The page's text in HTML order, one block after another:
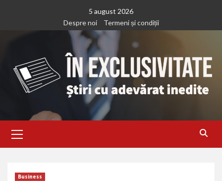
5 august 2026
Despre noi
Termeni și condiții
Menu
Business